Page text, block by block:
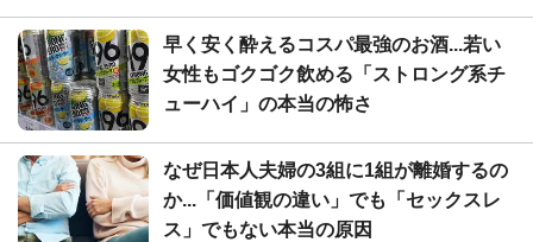
早く安く酔えるコスパ最強のお酒...若い
女性もゴクゴク飲める「ストロング系チ
ューハイ」の本当の怖さ
なぜ日本人夫婦の3組に1組が離婚するの
か...「価値観の違い」でも「セックスレ
ス」でもない本当の原因